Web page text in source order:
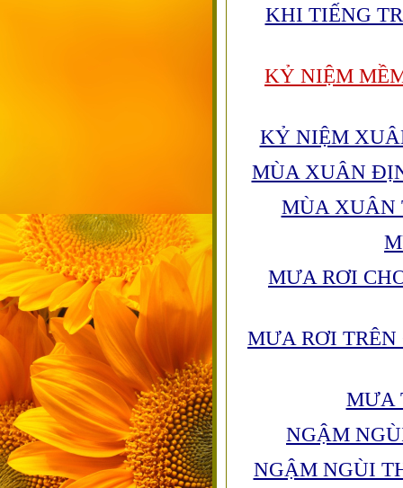
KHI TIẾNG
KỶ NIỆM
KỶ NIỆM
MÙA XUÂN
MÙA XUÂN
MƯA RƠI
MƯA RƠI
MƯA
NGẬM
NGẬM NGÙI